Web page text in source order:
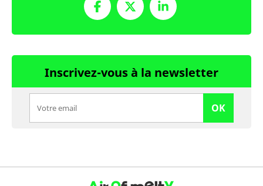
Inscrivez-vous à la newsletter
OK